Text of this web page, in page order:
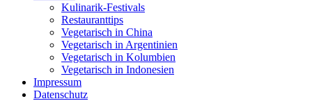
Kulinarik-Festivals
Restauranttips
Vegetarisch in China
Vegetarisch in Argentinien
Vegetarisch in Kolumbien
Vegetarisch in Indonesien
Impressum
Datenschutz